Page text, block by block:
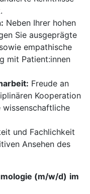
Neben Ihrer hohen
Sie ausgeprägte
empathische
mit Patient:innen
Freude an
Kooperation
wissenschaftliche
und Fachlichkeit
Ansehen des
(m/w/d) im